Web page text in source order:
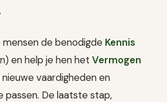
de benodigde Kennis
en help je hen het Vermogen
vaardigheden en
passen. De laatste stap,